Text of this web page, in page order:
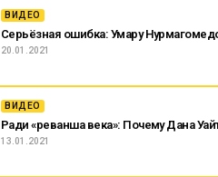
ВИДЕО
Серьёзная ошибка: Умару
20.01.2021
ВИДЕО
Ради «реванша века»: Почему Дана
13.01.2021